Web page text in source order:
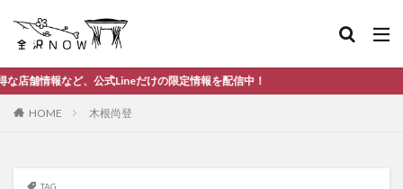
、公式Lineだけの限定情報を配信中！
HOME 木根尚登
TAG